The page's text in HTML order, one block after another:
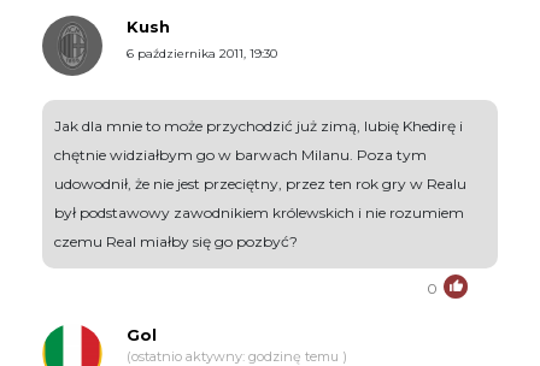
Kush
6 października 2011, 19:30
Jak dla mnie to może przychodzić już zimą, lubię Khedirę i
chętnie widziałbym go w barwach Milanu. Poza tym
udowodnił, że nie jest przeciętny, przez ten rok gry w Realu
był podstawowy zawodnikiem królewskich i nie rozumiem
czemu Real miałby się go pozbyć?
0
Gol
(ostatnio aktywny: godzinę temu )